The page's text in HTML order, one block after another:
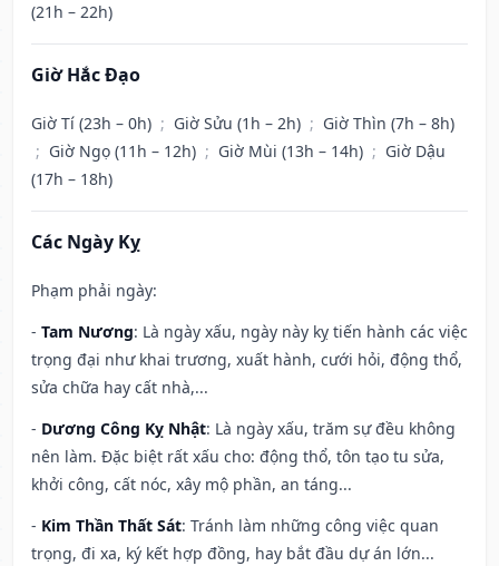
(21h – 22h)
Giờ Hắc Đạo
Giờ Tí (23h – 0h) ; Giờ Sửu (1h – 2h) ; Giờ Thìn (7h – 8h)
; Giờ Ngọ (11h – 12h) ; Giờ Mùi (13h – 14h) ; Giờ Dậu
(17h – 18h)
Các Ngày Kỵ
Phạm phải ngày:
- Tam Nương: Là ngày xấu, ngày này kỵ tiến hành các việc
trọng đại như khai trương, xuất hành, cưới hỏi, động thổ,
sửa chữa hay cất nhà,...
- Dương Công Kỵ Nhật: Là ngày xấu, trăm sự đều không
nên làm. Đặc biệt rất xấu cho: động thổ, tôn tạo tu sửa,
khởi công, cất nóc, xây mộ phần, an táng...
- Kim Thần Thất Sát: Tránh làm những công việc quan
trọng, đi xa, ký kết hợp đồng, hay bắt đầu dự án lớn...